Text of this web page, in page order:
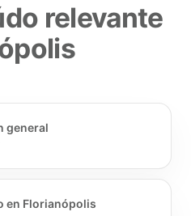
relevante
general
en Florianópolis